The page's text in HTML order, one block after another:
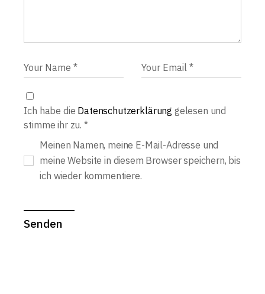
Ich habe die Datenschutzerklärung gelesen und
stimme ihr zu. *
Meinen Namen, meine E-Mail-Adresse und
meine Website in diesem Browser speichern, bis
ich wieder kommentiere.
Senden